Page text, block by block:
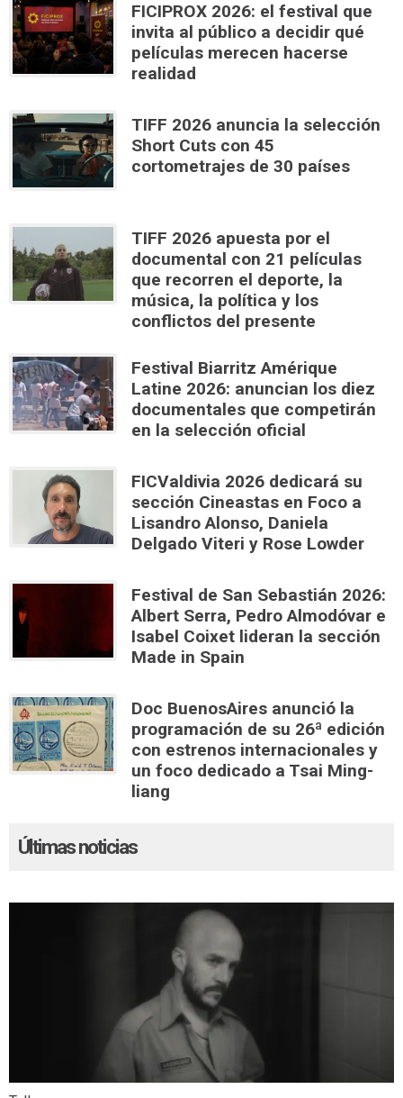
FICIPROX 2026: el festival que
invita al público a decidir qué
películas merecen hacerse
realidad
TIFF 2026 anuncia la selección
Short Cuts con 45
cortometrajes de 30 países
TIFF 2026 apuesta por el
documental con 21 películas
que recorren el deporte, la
música, la política y los
conflictos del presente
Festival Biarritz Amérique
Latine 2026: anuncian los diez
documentales que competirán
en la selección oficial
FICValdivia 2026 dedicará su
sección Cineastas en Foco a
Lisandro Alonso, Daniela
Delgado Viteri y Rose Lowder
Festival de San Sebastián 2026:
Albert Serra, Pedro Almodóvar e
Isabel Coixet lideran la sección
Made in Spain
Doc BuenosAires anunció la
programación de su 26ª edición
con estrenos internacionales y
un foco dedicado a Tsai Ming-
liang
Últimas noticias